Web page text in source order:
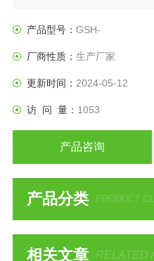
到到好的效果，是化工，制药
产品型号： GSH-
厂商性质： 生产厂家
更新时间： 2024-05-12
访 问 量： 1053
产品咨询
产品分类 PRODUCT
相关文章 RELATED